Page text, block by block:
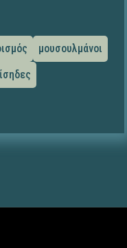
μουσουλμάνοι